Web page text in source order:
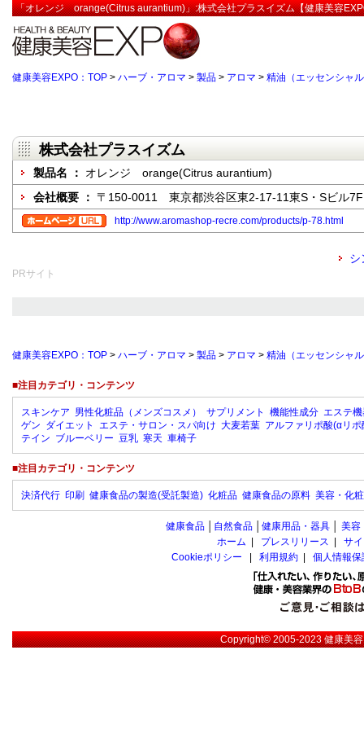
「オレンジ orange(Citrus aurantium)」:株式会社プラスイズム【健康美容
健康美容EXPO：TOP > ハーブ・アロマ > 製品 > アロマ > 精油（エッセンシャ
株式会社プラスイズム
製品名 ： オレンジ orange(Citrus aurantium)
会社概要 ： 〒150-0011 東京都渋谷区東2-17-11東S・Sビル7F
http://www.aromashop-recre.com/products/p-78.html
シ
PRサイト
健康美容EXPO：TOP > ハーブ・アロマ > 製品 > アロマ > 精油（エッセンシャ
■注目カテゴリ・コンテンツ
スキンケア 男性化粧品（メンズコスメ） サプリメント 機能性成分 エステ
ゲン ダイエット エステ・サロン・スパ向け 大麦若葉 アルファリポ酸(αリポ
テイン ブルーベリー 豆乳 寒天 車椅子
■注目カテゴリ・コンテンツ
決済代行 印刷 健康食品の製造(受託製造) 化粧品 健康食品の原料 美容・化
健康食品 自然食品 健康用品・器具 美容
ホーム
プレスリリース
サ
Cookieポリシー
利用規約 個人情報
Copyright© 2005-2023健康美